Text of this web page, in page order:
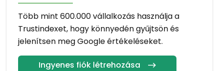
Több mint 600.000 vállalkozás használja a
Trustindexet, hogy könnyedén gyűjtsön és
jelenítsen meg Google értékeléseket.
Ingyenes fiók létrehozása